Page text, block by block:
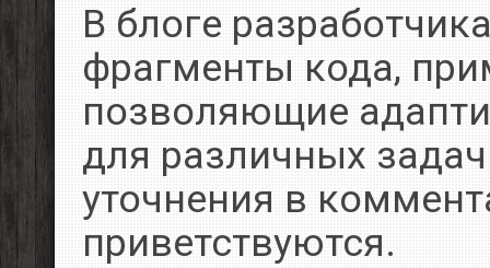
В блоге
фрагменты кода,
позволяющие
для различных
уточнения в
приветствуются.